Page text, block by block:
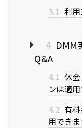
3.1 利
4 DMM
Q&A
4.1 休
ンは適
4.2 有
用でき